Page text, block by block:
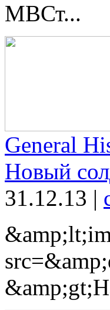
MBСт...
General
Новый
31.12.13 |